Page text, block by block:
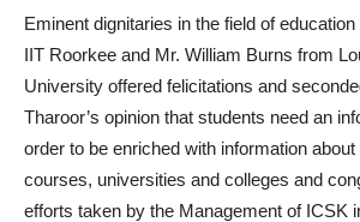
Eminent dignitaries in the field of
IIT Roorkee and Mr. William Burns from
University offered felicitations and
Tharoor’s opinion that students need an
order to be enriched with information about
courses, universities and colleges and
efforts taken by the Management of ICSK